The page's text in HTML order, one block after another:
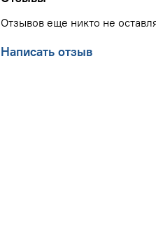
Отзывов еще никто не
Написать отзыв